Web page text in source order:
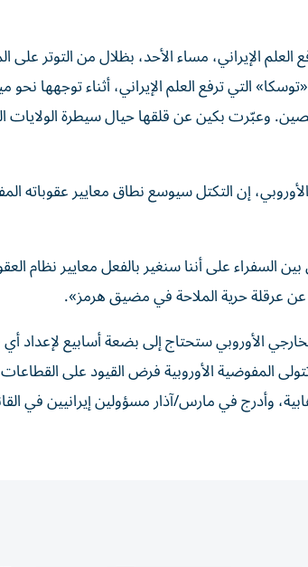
الإيراني، مساء الأحد، بظلال من التوتر
التي ترفع العلم الإيراني، أثناء توجهها
وعبّرت بكين عن قلقها حيال سيطرة
إن التكتل سيوسع نطاق معايير عقوباته
السفراء على أننا سنغير بالفعل معايير نظام
عرقلة حرية الملاحة في مضيق هرمز».
الأوروبي ستحتاج إلى بضعة أسابيع لإعداد
المفوضية الأوروبية فرض القيود على
وأدرج في مارس/آذار مسؤولين إيرانيين في